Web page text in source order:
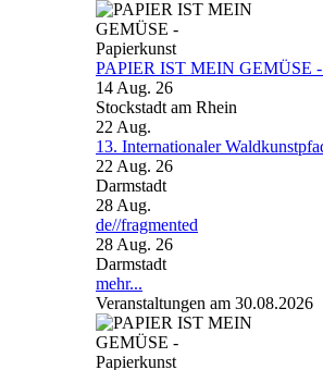
PAPIER IST MEIN GEMÜSE -
14 Aug. 26
Stockstadt am Rhein
22 Aug.
13. Internationaler
22 Aug. 26
Darmstadt
28 Aug.
de//fragmented
28 Aug. 26
Darmstadt
mehr...
Veranstaltungen am 30.08.2026